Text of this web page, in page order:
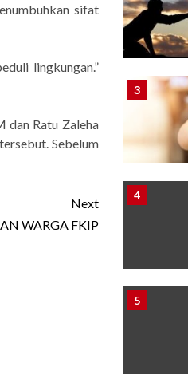
sifat
lingkungan.”
dan Ratu Zaleha
Sebelum
Next
WARGA FKIP
3
4
5